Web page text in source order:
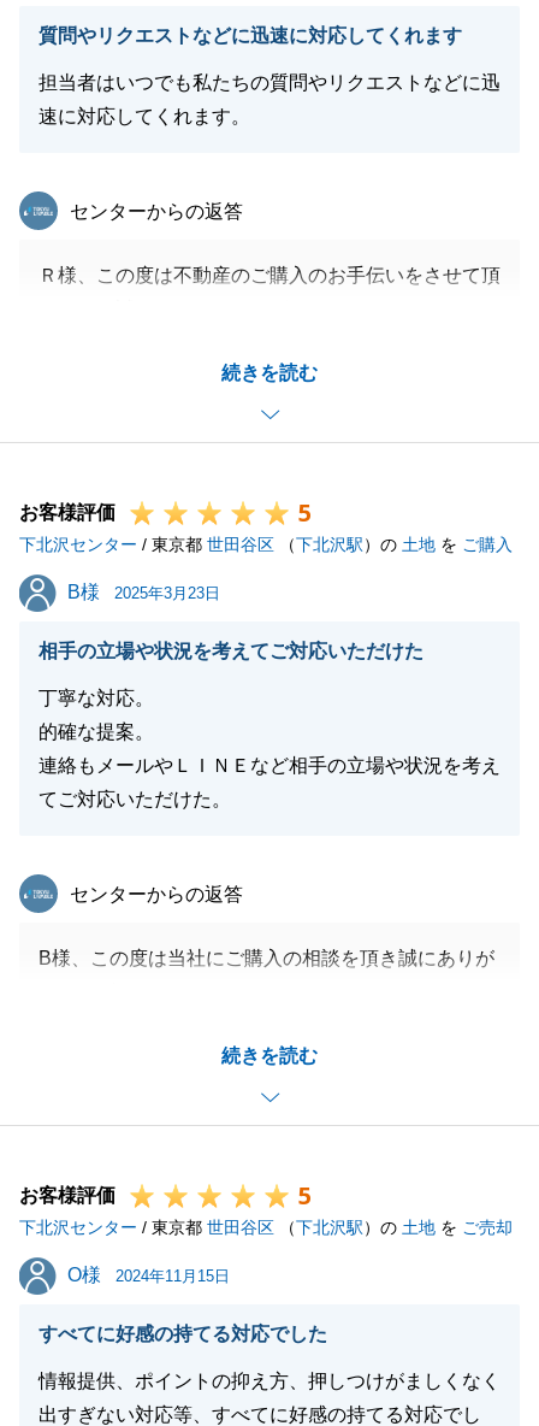
質問やリクエストなどに迅速に対応してくれます
担当者はいつでも私たちの質問やリクエストなどに迅
速に対応してくれます。
続きを読む
東急リバブル
センターからの返答
Ｒ様、この度は不動産のご購入のお手伝いをさせて頂
が、ご多忙のところ、迅速にご対応頂いたおかげでス
ムーズにご決済が完了しました。
毎度打ち合わせの度に、膨らんでいく新しいお住まい
建物が完成しましたら是非一度拝見させて頂けますと
幸いです。
今後とも末永く宜しくお願いいたします。
お客様評価 5
下北沢センター / 東京都 世田谷区 （下北沢駅）の 土地 を ご購入
B様
B様 2025年3月23日
相手の立場や状況を考えてご対応いただけた
丁寧な対応。
的確な提案。
連絡もメールやＬＩＮＥなど相手の立場や状況を考え
てご対応いただけた。
続きを読む
東急リバブル
センターからの返答
B様、この度は当社にご購入の相談を頂き誠にありが
項にご尽力いただけたことが要因と思っております。
今後もご相談がございましたらお気軽にお申し付けく
ださい。
お客様評価 5
下北沢センター / 東京都 世田谷区 （下北沢駅）の 土地 を ご売却
O様
O様 2024年11月15日
すべてに好感の持てる対応でした
情報提供、ポイントの抑え方、押しつけがましくなく
出すぎない対応等、すべてに好感の持てる対応でし